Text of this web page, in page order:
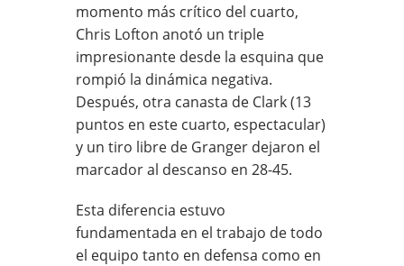
momento más crítico del cuarto,
Chris Lofton anotó un triple
impresionante desde la esquina que
rompió la dinámica negativa.
Después, otra canasta de Clark (13
puntos en este cuarto, espectacular)
y un tiro libre de Granger dejaron el
marcador al descanso en 28-45.
Esta diferencia estuvo
fundamentada en el trabajo de todo
el equipo tanto en defensa como en